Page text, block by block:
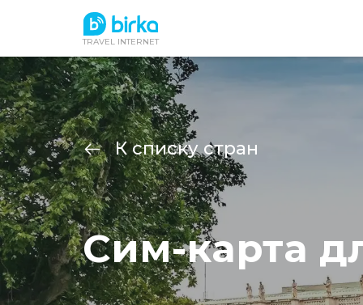
TRAVEL INTERNET
К списку стран
Сим-карта